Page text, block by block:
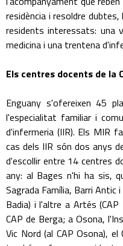
residència i resoldre
residents interessats: una
medicina i una trentena
Els centres docents de la
Enguany s'ofereixen 45
l'especialitat familiar i
d'infermeria (IIR). Els MIR
cas dels IIR són dos anys
d'escollir entre 14 centres
any: al Bages n'hi ha sis,
Sagrada Família, Barri Antic
Badia) i l'altre a Artés
CAP de Berga; a Osona,
Vic Nord (al CAP Osona),